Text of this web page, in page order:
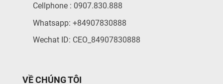
Cellphone : 0907.830.888
Whatsapp: +84907830888
Wechat ID: CEO_84907830888
VỀ CHÚNG TÔI